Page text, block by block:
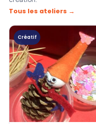
Tous les ateliers →
Créatif